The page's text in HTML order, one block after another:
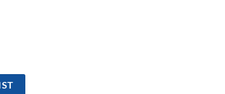
PÁRAELSZÍVÓ mennyiség